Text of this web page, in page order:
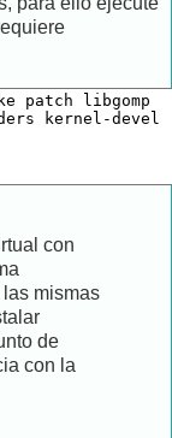
con
mismas
de
con la